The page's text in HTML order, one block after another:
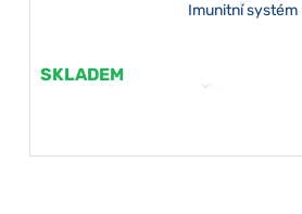
Imunitní systém
SKLADEM